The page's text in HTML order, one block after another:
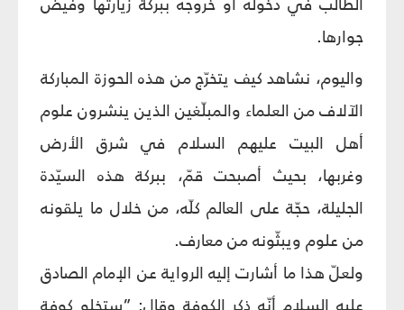
جوارها.
واليوم، نشاهد كيف يتخرّج من هذه الحوزة المباركة
الآلاف من العلماء والمبلّغين الذين ينشرون علوم
أهل البيت عليهم السلام في شرق الأرض
وغربها، بحيث أصبحت قمّ، ببركة هذه السيّدة
الجليلة، حجّة على العالم كلّه، من خلال ما يلقونه
من علوم ويبثّونه من معارف.
ولعلّ هذا ما أشارت إليه الرواية عن الإمام الصادق